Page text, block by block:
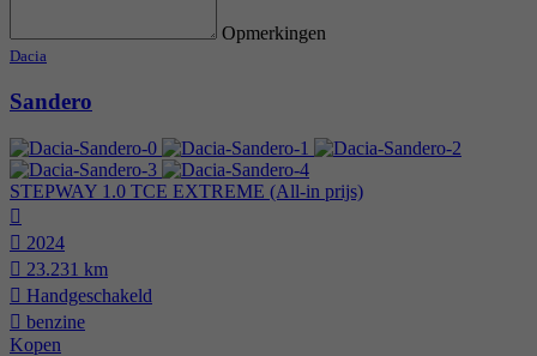
Opmerkingen
Dacia
Sandero
STEPWAY 1.0 TCE EXTREME (All-in prijs)
2024
23.231 km
Hand­geschakeld
benzine
Kopen